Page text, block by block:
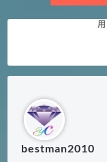
用
bestman2010